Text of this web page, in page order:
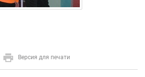
Версия для печати